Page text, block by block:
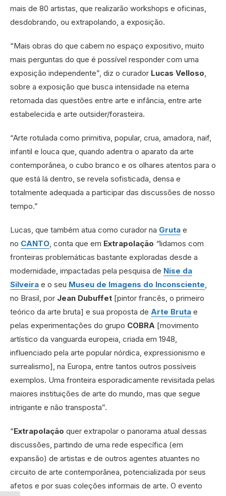
mais de 80 artistas, que realizarão workshops e oficinas,
desdobrando, ou extrapolando, a exposição.
“Mais obras do que cabem no espaço expositivo, muito
mais perguntas do que é possível responder com uma
exposição independente”, diz o curador Lucas Velloso
sobre a exposição que busca intensidade na eterna
retomada das questões entre arte e infância, entre arte
estabelecida e arte outsider/forasteira.
“Arte rotulada como primitiva, popular, crua, amadora, naif,
infantil e louca que, quando adentra o aparato da arte
contemporânea, o cubo branco e os olhares atentos para o
que está lá dentro, se revela sofisticada, densa e
totalmente adequada a participar das discussões de nosso
tempo.”
Lucas, que também atua como curador na Gruta e
no CANTO , conta que em Extrapolação “lidamos com
fronteiras problemáticas bastante exploradas desde a
modernidade, impactadas pela pesquisa de Nise da
Silveira e o seu Museu de Imagens do Inconsciente
no Brasil, por Jean Dubuffet [pintor francês, o primeiro
teórico da arte bruta] e sua proposta de Arte Bruta e
pelas experimentações do grupo COBRA [movimento
artístico da vanguarda europeia, criada em 1948,
influenciado pela arte popular nórdica, expressionismo e
surrealismo], na Europa, entre tantos outros possíveis
exemplos. Uma fronteira esporadicamente revisitada pelas
maiores instituições de arte do mundo, mas que segue
intrigante e não transposta”.
“Extrapolação quer extrapolar o panorama atual dessas
discussões, partindo de uma rede específica (em
expansão) de artistas e de outros agentes atuantes no
circuito de arte contemporânea, potencializada por seus
afetos e por suas coleções informais de arte. O evento